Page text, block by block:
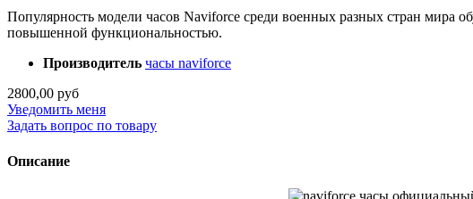
Популярность модели часов Naviforce среди военных разных стран мира
повышенной функциональностью.
Производитель часы naviforce
2800,00 руб
Уведомить меня
Задать вопрос по товару
Описание